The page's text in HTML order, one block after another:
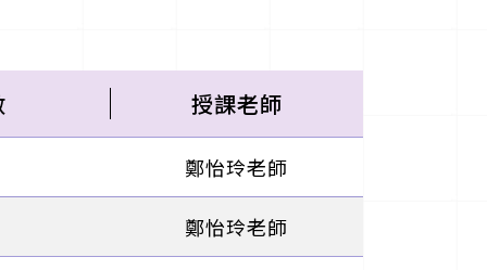
授課老師
鄭怡玲老師
鄭怡玲老師